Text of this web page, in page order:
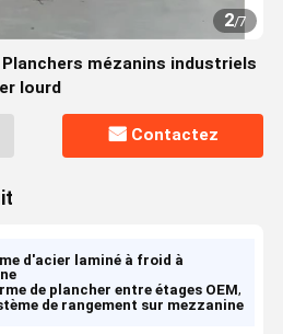
2/7
mézanins industriels
lourd
Contactez
d'acier laminé à froid à
de plancher entre étages OEM,
de rangement sur mezzanine